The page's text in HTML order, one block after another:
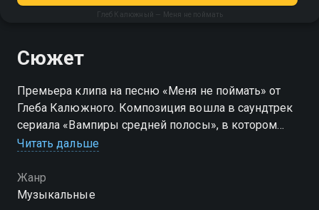
Глеб Калюжный — Меня не поймать
Сюжет
Премьера клипа на песню «Меня не поймать» от
Глеба Калюжного. Композиция вошла в саундтрек
сериала «Вампиры средней полосы», в котором
Калюжный исполнил роль молодого вампира
Читать дальше
Жанр
Музыкальные